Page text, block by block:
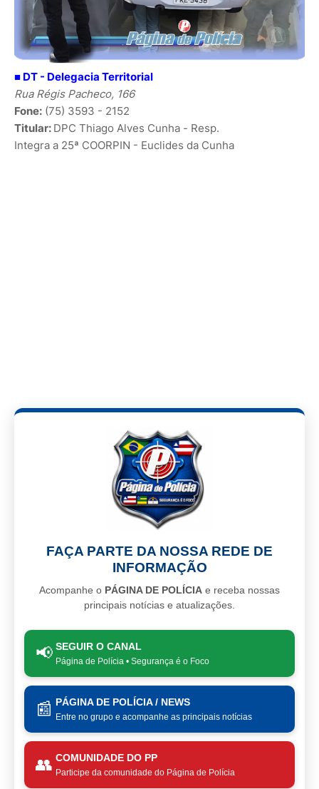
■ DT - Delegacia Territorial
Rua Régis Pacheco, 166
Fone: (75) 3593 - 2152
Titular: DPC Thiago Alves Cunha - Resp.
Integra a 25ª COORPIN - Euclides da Cunha
FAÇA PARTE DA NOSSA REDE DE
INFORMAÇÃO
Acompanhe o PÁGINA DE POLÍCIA e receba nossas
principais notícias e atualizações.
📢 SEGUIR O CANAL
Página de Polícia • Segurança é o Foco
📰 PÁGINA DE POLÍCIA / NEWS
Entre no grupo e acompanhe as principais notícias
👥 COMUNIDADE DO PP
Participe da comunidade do Página de Polícia